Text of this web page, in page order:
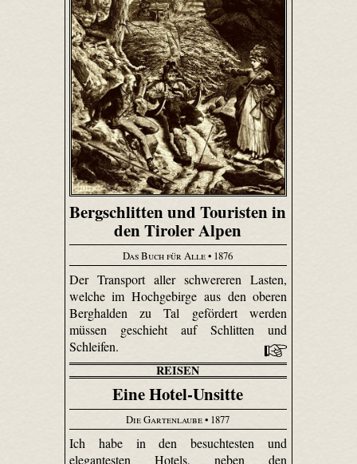
Bergschlitten und Touristen in
den Tiroler Alpen
Das Buch für Alle• 1876
Der Transport aller schwereren Lasten,
welche im Hochgebirge aus den oberen
Berghalden zu Tal gefördert werden
müssen geschieht auf Schlitten und
Schleifen.
REISEN
Eine Hotel-Unsitte
Die Gartenlaube• 1877
Ich habe in den besuchtesten und
elegantesten Hotels, neben den